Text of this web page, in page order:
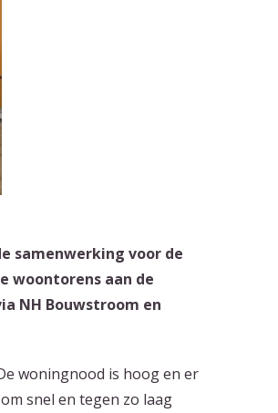
samenwerking voor de
woontorens aan de
NH Bouwstroom en
woningnood is hoog en er
snel en tegen zo laag